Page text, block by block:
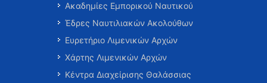
Ακαδημίες Εμπορικού Ναυτικού
Έδρες Ναυτιλιακών Ακολούθων
Ευρετήριο Λιμενικών Αρχών
Χάρτης Λιμενικών Αρχών
Κέντρα Διαχείρισης Θαλάσσιας